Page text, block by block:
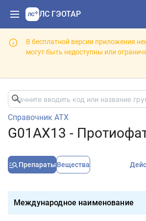
ЛС ГЭОТАР
В бесплатной версии приложения
могут быть недоступны или
Справочник АТХ
G01AX13 -
Препараты Вещества
Международное наименование